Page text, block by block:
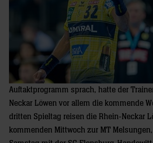
Auftaktprogramm sprach, hatte der
Neckar Löwen vor allem die kommende
dritten Spieltag reisen die Rhein-Neckar
kommenden Mittwoch zur MT